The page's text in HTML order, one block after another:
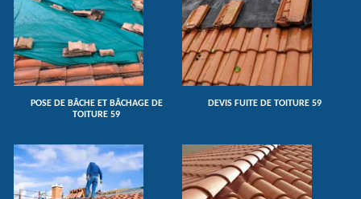
POSE DE BÂCHE ET BÂCHAGE DE
TOITURE 59
DEVIS FUITE DE TOITURE 59